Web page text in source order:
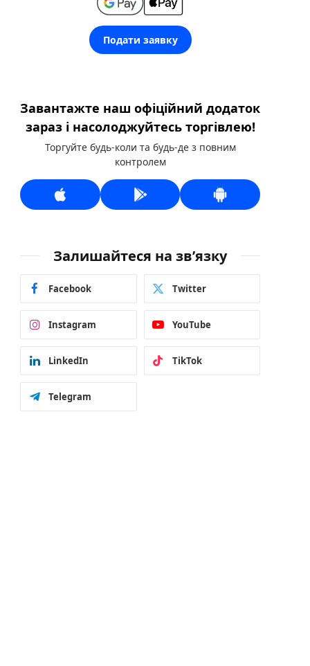
Подати заявку
Завантажте наш офіційний додаток
зараз і насолоджуйтесь торгівлею!
Торгуйте будь-коли та будь-де з повним
контролем
Залишайтеся на зв’язку
Facebook Twitter
Instagram YouTube
LinkedIn TikTok
Telegram